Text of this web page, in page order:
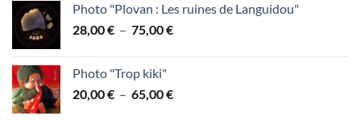
28,00 €
à
Photo "Plovan : Les ruines de Languidou"
28,00€ – 75,00€Plage
à
Photo "Trop kiki"
20,00€ – 65,00€Plage